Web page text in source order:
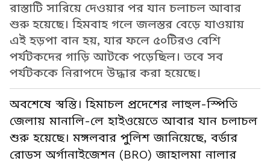
রাস্তাটি সারিয়ে দেওয়ার পর যান চলাচল আবার
শুরু হয়েছে। হিমবাহ গলে জলস্তর বেড়ে যাওয়ায়
এই হড়পা বান হয়, যার ফলে ৫০টিরও বেশি
পর্যটকদের গাড়ি আটকে পড়েছিল। তবে সব
পর্যটককে নিরাপদে উদ্ধার করা হয়েছে।
অবশেষে স্বস্তি। হিমাচল প্রদেশের লাহুল-স্পিতি
জেলায় মানালি-লে হাইওয়েতে আবার যান চলাচল
শুরু হয়েছে। মঙ্গলবার পুলিশ জানিয়েছে, বর্ডার
রোডস অর্গানাইজেশন (BRO) জাহালমা নালার